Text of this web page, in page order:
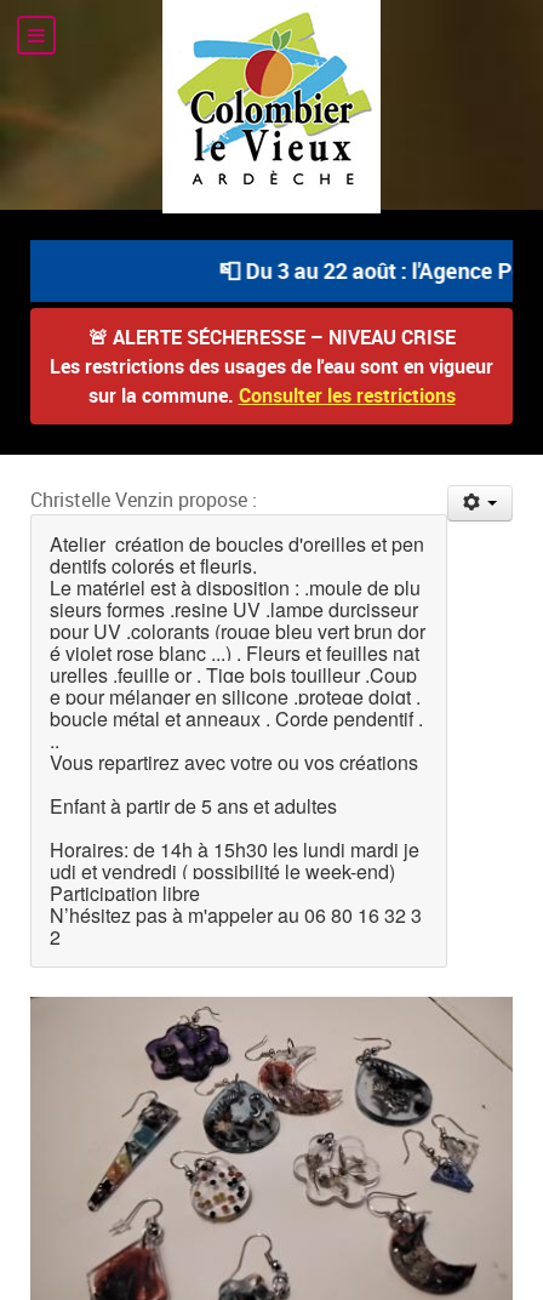
📮 Du 3 au 22 août : l'Agence
🚨 ALERTE SÉCHERESSE – NIVEAU CRISE
Les restrictions des usages de l'eau sont en vigueur
sur la commune. Consulter les restrictions
Christelle Venzin propose :
Atelier création de boucles d'oreilles et pen
dentifs colorés et fleuris.
Le matériel est à disposition : .moule de plu
sieurs formes .resine UV .lampe durcisseur
pour UV .colorants (rouge bleu vert brun dor
é violet rose blanc ...) . Fleurs et feuilles nat
urelles .feuille or . Tige bois touilleur .Coup
e pour mélanger en silicone .protege doigt .
boucle métal et anneaux . Corde pendentif .
..
Vous repartirez avec votre ou vos créations
Enfant à partir de 5 ans et adultes
Horaires: de 14h à 15h30 les lundi mardi je
udi et vendredi ( possibilité le week-end)
Participation libre
N’hésitez pas à m'appeler au 06 80 16 32 3
2